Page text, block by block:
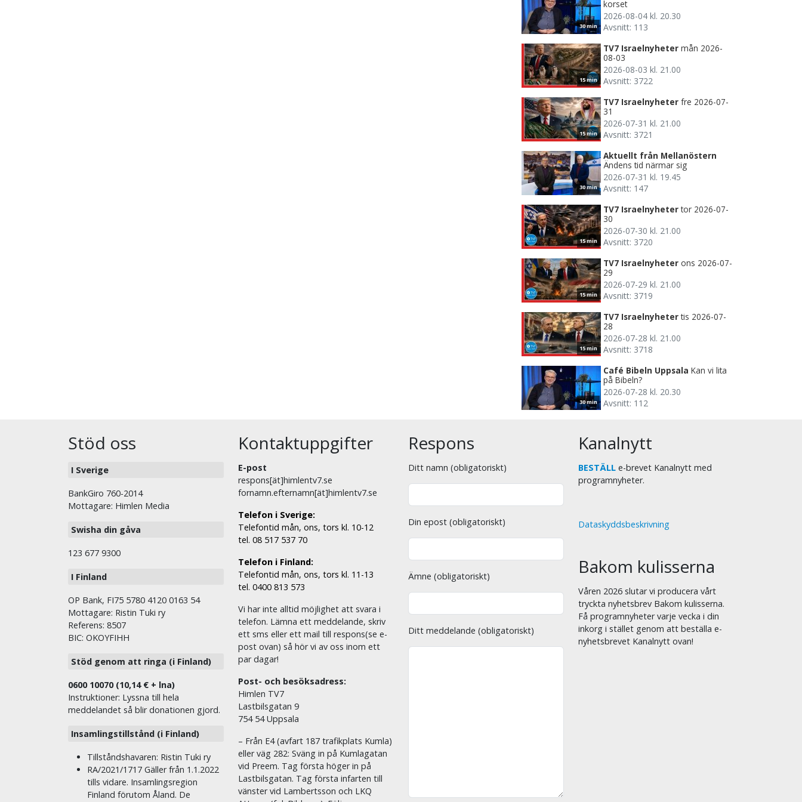
30 min
korset
2026-08-04 kl. 20.30
Avsnitt: 113
15 min
TV7 Israelnyheter mån 2026-
08-03
2026-08-03 kl. 21.00
Avsnitt: 3722
15 min
TV7 Israelnyheter fre 2026-07-
31
2026-07-31 kl. 21.00
Avsnitt: 3721
30 min
Aktuellt från Mellanöstern
Ändens tid närmar sig
2026-07-31 kl. 19.45
Avsnitt: 147
15 min
TV7 Israelnyheter tor 2026-07-
30
2026-07-30 kl. 21.00
Avsnitt: 3720
15 min
TV7 Israelnyheter ons 2026-07-
29
2026-07-29 kl. 21.00
Avsnitt: 3719
15 min
TV7 Israelnyheter tis 2026-07-
28
2026-07-28 kl. 21.00
Avsnitt: 3718
30 min
Café Bibeln Uppsala Kan vi lita
på Bibeln?
2026-07-28 kl. 20.30
Avsnitt: 112
Stöd oss
I Sverige
BankGiro 760-2014
Mottagare: Himlen Media
Swisha din gåva
123 677 9300
I Finland
OP Bank, FI75 5780 4120 0163 54
Mottagare: Ristin Tuki ry
Referens: 8507
BIC: OKOYFIHH
Stöd genom att ringa (i Finland)
0600 10070 (10,14 € + lna)
Instruktioner: Lyssna till hela
meddelandet så blir donationen gjord.
Insamlingstillstånd (i Finland)
Tillståndshavaren: Ristin Tuki ry
RA/2021/1717 Gäller från 1.1.2022
tills vidare. Insamlingsregion
Finland förutom Åland. De
Kontaktuppgifter
E-post
respons[ät]himlentv7.se
fornamn.efternamn[ät]himlentv7.se
Telefon i Sverige:
Telefontid mån, ons, tors kl. 10-12
tel. 08 517 537 70
Telefon i Finland:
Telefontid mån, ons, tors kl. 11-13
tel. 0400 813 573
Vi har inte alltid möjlighet att svara i
telefon. Lämna ett meddelande, skriv
ett sms eller ett mail till respons(se e-
post ovan) så hör vi av oss inom ett
par dagar!
Post- och besöksadress:
Himlen TV7
Lastbilsgatan 9
754 54 Uppsala
– Från E4 (avfart 187 trafikplats Kumla)
eller väg 282: Sväng in på Kumlagatan
vid Preem. Tag första höger in på
Lastbilsgatan. Tag första infarten till
vänster vid Lambertsson och LKQ
Respons
Ditt namn (obligatoriskt)
Din epost (obligatoriskt)
Ämne (obligatoriskt)
Ditt meddelande (obligatoriskt)
Kanalnytt
BESTÄLL e-brevet Kanalnytt med
programnyheter.
Dataskyddsbeskrivning
Bakom kulisserna
Våren 2026 slutar vi producera vårt
tryckta nyhetsbrev Bakom kulisserna.
Få programnyheter varje vecka i din
inkorg i stället genom att beställa e-
nyhetsbrevet Kanalnytt ovan!